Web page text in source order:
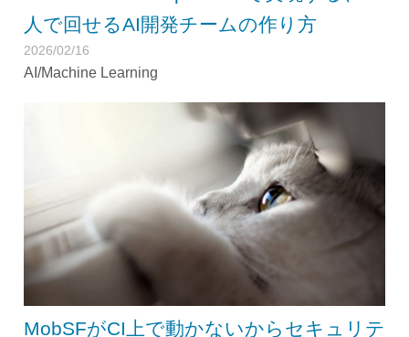
人で回せるAI開発チームの作り方
2026/02/16
AI/Machine Learning
MobSFがCI上で動かないからセキュリテ